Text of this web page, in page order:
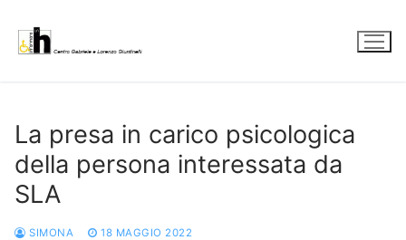
contenuto
La presa in carico psicologica
della persona interessata da
SLA
SIMONA 18 MAGGIO 2022